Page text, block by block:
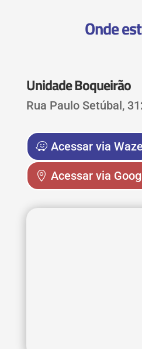
Onde
Unidade Boqueirão
Rua Paulo Setúbal,
Acessar via Waze
Acessar via